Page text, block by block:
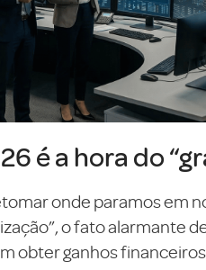
é a hora do
onde paramos em
o fato alarmante
obter ganhos